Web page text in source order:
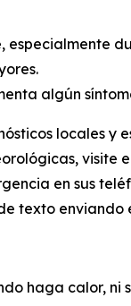
algún
locales
visite
en sus
texto enviando
haga calor,